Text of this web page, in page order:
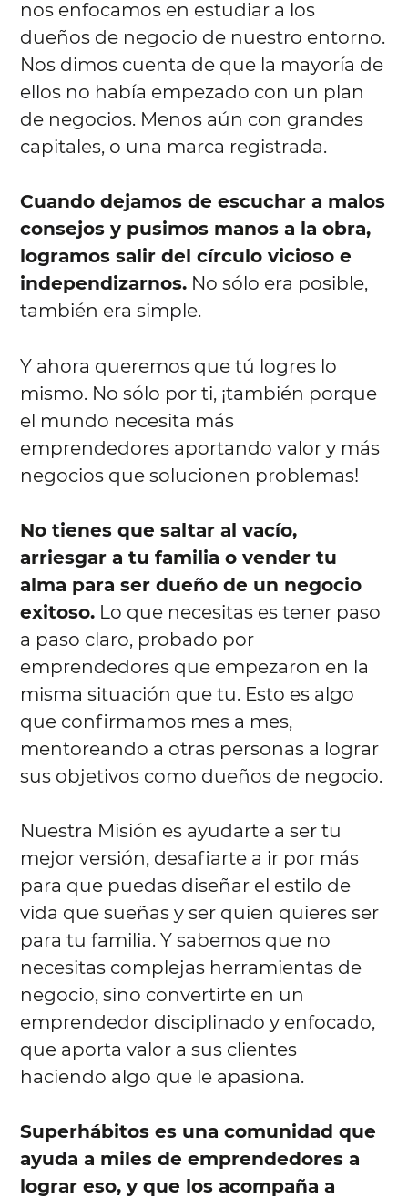
nos enfocamos en estudiar a los
dueños de negocio de nuestro entorno.
Nos dimos cuenta de que la mayoría de
ellos no había empezado con un plan
de negocios. Menos aún con grandes
capitales, o una marca registrada.
Cuando dejamos de escuchar a malos
consejos y pusimos manos a la obra,
logramos salir del círculo vicioso e
independizarnos. No sólo era posible,
también era simple.
Y ahora queremos que tú logres lo
mismo. No sólo por ti, ¡también porque
el mundo necesita más
emprendedores aportando valor y más
negocios que solucionen problemas!
No tienes que saltar al vacío,
arriesgar a tu familia o vender tu
alma para ser dueño de un negocio
exitoso. Lo que necesitas es tener paso
a paso claro, probado por
emprendedores que empezaron en la
misma situación que tu. Esto es algo
que confirmamos mes a mes,
mentoreando a otras personas a lograr
sus objetivos como dueños de negocio.
Nuestra Misión es ayudarte a ser tu
mejor versión, desafiarte a ir por más
para que puedas diseñar el estilo de
vida que sueñas y ser quien quieres ser
para tu familia. Y sabemos que no
necesitas complejas herramientas de
negocio, sino convertirte en un
emprendedor disciplinado y enfocado,
que aporta valor a sus clientes
haciendo algo que le apasiona.
Superhábitos es una comunidad que
ayuda a miles de emprendedores a
lograr eso, y que los acompaña a